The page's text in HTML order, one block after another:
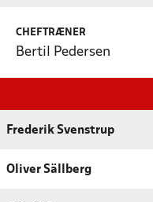
CHEFTRÆNER
Bertil Pedersen
Frederik Svenstrup
Oliver Sällberg